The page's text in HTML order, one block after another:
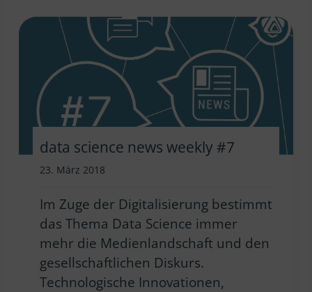
data science news weekly #7
23. März 2018
Im Zuge der Digitalisierung bestimmt
das Thema Data Science immer
mehr die Medienlandschaft und den
gesellschaftlichen Diskurs.
Technologische Innovationen,